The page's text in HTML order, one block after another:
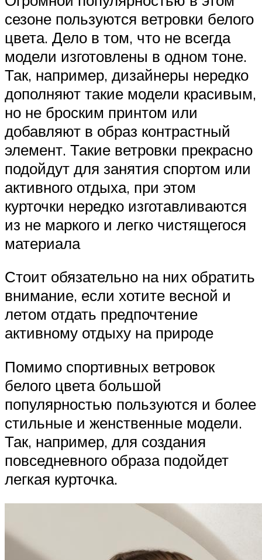
сезоне пользуются ветровки белого
цвета. Дело в том, что не всегда
модели изготовлены в одном тоне.
Так, например, дизайнеры нередко
дополняют такие модели красивым,
но не броским принтом или
добавляют в образ контрастный
элемент. Такие ветровки прекрасно
подойдут для занятия спортом или
активного отдыха, при этом
курточки нередко изготавливаются
из не маркого и легко чистящегося
материала
Стоит обязательно на них обратить
внимание, если хотите весной и
летом отдать предпочтение
активному отдыху на природе
Помимо спортивных ветровок
белого цвета большой
популярностью пользуются и более
стильные и женственные модели.
Так, например, для создания
повседневного образа подойдет
легкая курточка.